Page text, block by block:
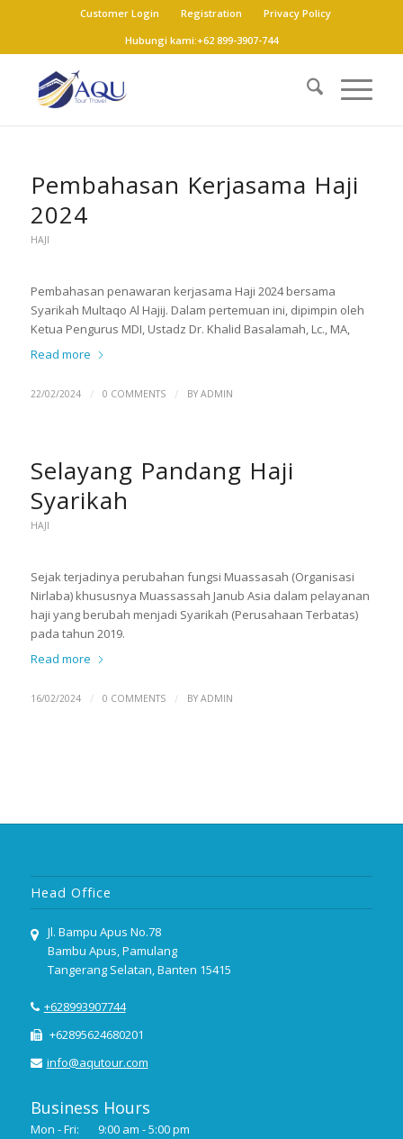
Customer Login Registration
Privacy Policy
Hubungi kami:+62 899-3907-744
Pembahasan Kerjasama Haji
2024
HAJI
Pembahasan penawaran kerjasama Haji 2024 bersama
Syarikah Multaqo Al Hajij. Dalam pertemuan ini, dipimpin oleh
Ketua Pengurus MDI, Ustadz Dr. Khalid Basalamah, Lc., MA,
Read more
22/02/2024 / 0 COMMENTS / BY ADMIN
Selayang Pandang Haji
Syarikah
HAJI
Sejak terjadinya perubahan fungsi Muassasah (Organisasi
Nirlaba) khususnya Muassassah Janub Asia dalam pelayanan
haji yang berubah menjadi Syarikah (Perusahaan Terbatas)
pada tahun 2019.
Read more
16/02/2024 / 0 COMMENTS / BY ADMIN
Head Office
Jl. Bampu Apus No.78
Bambu Apus, Pamulang
Tangerang Selatan, Banten 15415
+628993907744
+62895624680201
info@aqutour.com
Business Hours
Mon - Fri:
9:00 am - 5:00 pm